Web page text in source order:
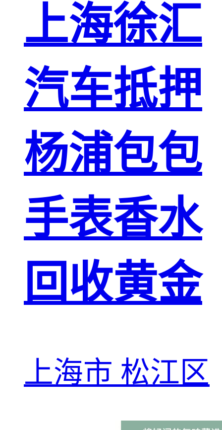
上海徐汇
汽车抵押
杨浦包包
手表香水
回收黄金
上海市 松江区